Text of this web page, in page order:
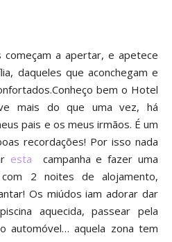
começam a apertar, e apetece
daqueles que aconchegam e
Conheço bem o Hotel
mais do que uma vez, há
pais e os meus irmãos. É um
recordações! Por isso nada
esta
campanha e fazer uma
2 noites de alojamento,
Os miúdos iam adorar dar
iscina aquecida, passear pela
automóvel… aquela zona tem